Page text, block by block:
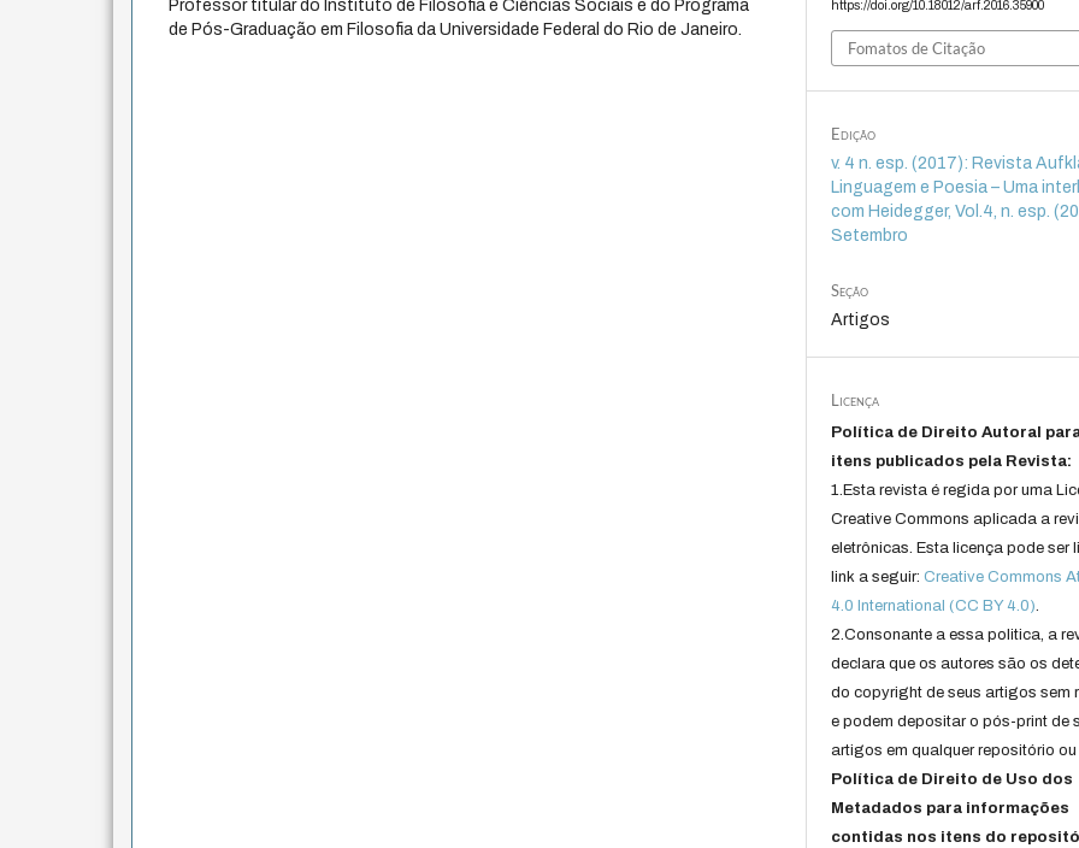
Professor titular do Instituto de Filosofia e Ciências Sociais e do Programa
de Pós-Graduação em Filosofia da Universidade Federal do Rio de Janeiro.
https://doi.org/10.18012/arf.2016.35900
Fomatos de Citação
Edição
v. 4 n. esp. (2017): Revista
Linguagem e Poesia – Uma
com Heidegger, Vol.4, n. esp.
Setembro
Seção
Artigos
Licença
Política de Direito Autoral
itens publicados pela Revista:
1.Esta revista é regida por uma
Creative Commons aplicada a
eletrônicas. Esta licença pode ser
link a seguir:Creative Commons
4.0 International (CC BY 4.0).
2.Consonante a essa politica, a
declara que os autores são os
do copyright de seus artigos sem
e podem depositar o pós-print de
artigos em qualquer repositório ou
Política de Direito de Uso dos
Metadados para informações
contidas nos itens do